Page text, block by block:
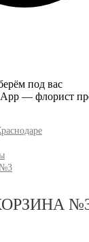
под вас
— флорист
№3